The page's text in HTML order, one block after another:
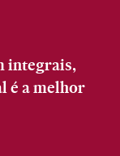
integrais,
é a melhor